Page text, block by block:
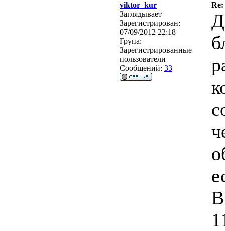
viktor_kur
Re:
Заглядывает
Зарегистрирован:
07/09/2012 22:18
Група:
Зарегистрированные
пользователи
Сообщений: 33